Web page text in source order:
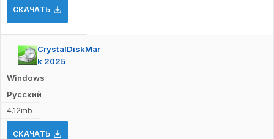
СКАЧАТЬ
CrystalDiskMar
k 2025
Windows
Русский
4.12mb
СКАЧАТЬ